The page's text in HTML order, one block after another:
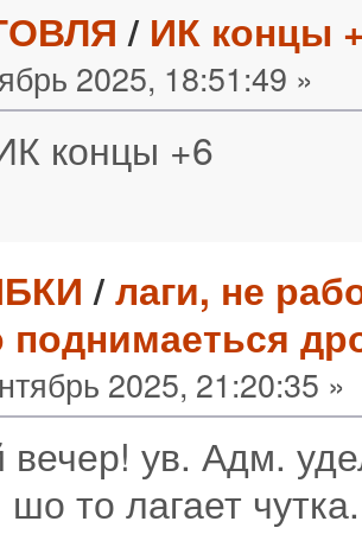
/ ИК концы
2025, 18:51:49 »
концы +6
/лаги, не
поднимаеться
2025, 21:20:35 »
ув. Адм.
то лагает чутка.